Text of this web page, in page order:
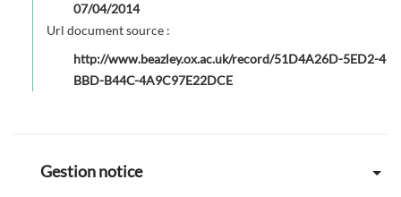
07/04/2014
Url document source :
http://www.beazley.ox.ac.uk/record/51D4A26D-5ED2-4
BBD-B44C-4A9C97E22DCE
Gestion notice